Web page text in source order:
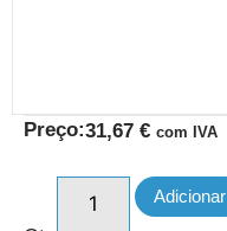
Preço:31,67 € com IVA
Adicionar